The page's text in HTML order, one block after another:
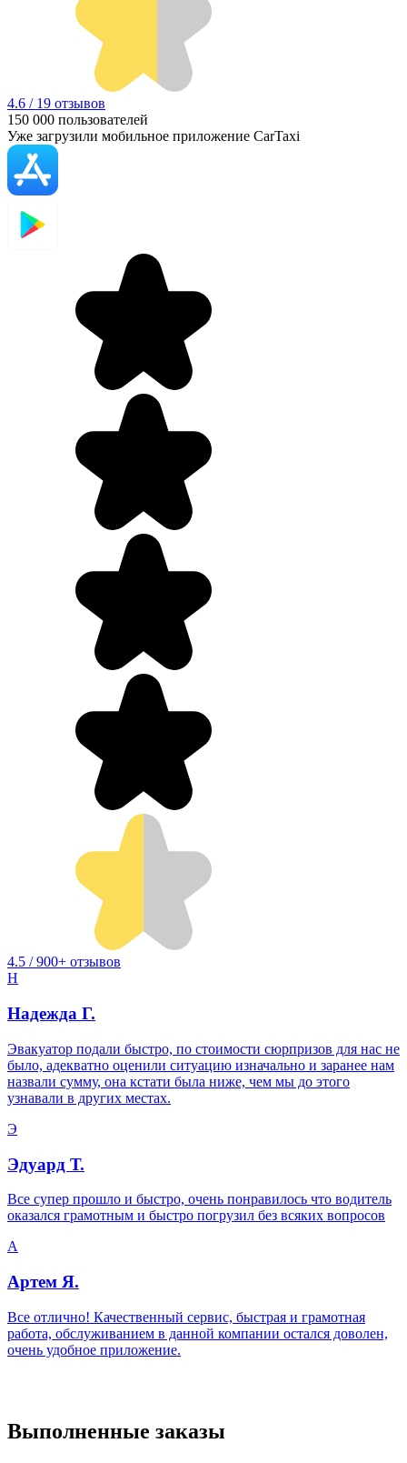
4.6 / 19 отзывов
150 000 пользователей
Уже загрузили мобильное приложение CarTaxi
4.5 / 900+ отзывов
Н
Надежда Г.
Эвакуатор подали быстро, по стоимости сюрпризов для нас не
было, адекватно оценили ситуацию изначально и заранее нам
назвали сумму, она кстати была ниже, чем мы до этого
узнавали в других местах.
Э
Эдуард Т.
Все супер прошло и быстро, очень понравилось что водитель
оказался грамотным и быстро погрузил без всяких вопросов
А
Артем Я.
Все отлично! Качественный сервис, быстрая и грамотная
работа, обслуживанием в данной компании остался доволен,
очень удобное приложение.
Выполненные заказы